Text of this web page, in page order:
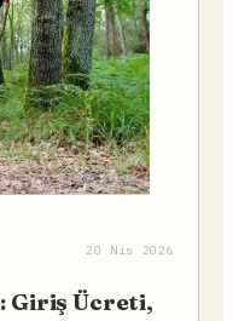
20 Nis 2026
Giriş Ücreti,